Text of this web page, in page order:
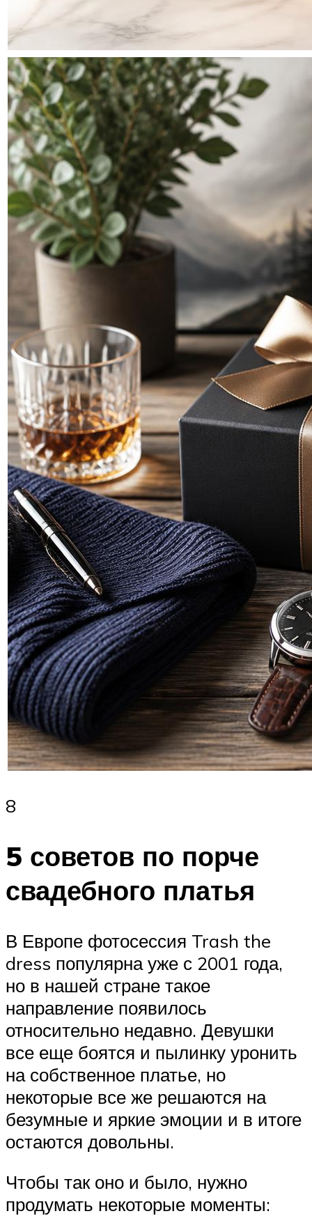
8
5 советов по порче
свадебного платья
В Европе фотосессия Trash the
dress популярна уже с 2001 года,
но в нашей стране такое
направление появилось
относительно недавно. Девушки
все еще боятся и пылинку уронить
на собственное платье, но
некоторые все же решаются на
безумные и яркие эмоции и в итоге
остаются довольны.
Чтобы так оно и было, нужно
продумать некоторые моменты: